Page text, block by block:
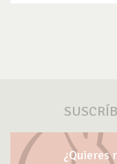
¿Quieres